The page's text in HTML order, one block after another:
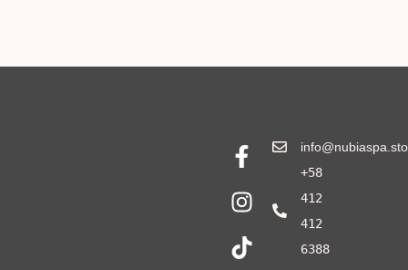
+58
412
412
6388